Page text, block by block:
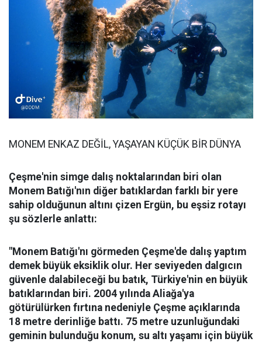
MONEM ENKAZ DEĞİL, YAŞAYAN KÜÇÜK BİR DÜNYA
Çeşme'nin simge dalış noktalarından biri olan
Monem Batığı'nın diğer batıklardan farklı bir yere
sahip olduğunun altını çizen Ergün, bu eşsiz rotayı
şu sözlerle anlattı:
"Monem Batığı'nı görmeden Çeşme'de dalış yaptım
demek büyük eksiklik olur. Her seviyeden dalgıcın
güvenle dalabileceği bu batık, Türkiye'nin en büyük
batıklarından biri. 2004 yılında Aliağa'ya
götürülürken fırtına nedeniyle Çeşme açıklarında
18 metre derinliğe battı. 75 metre uzunluğundaki
geminin bulunduğu konum, su altı yaşamı için büyük